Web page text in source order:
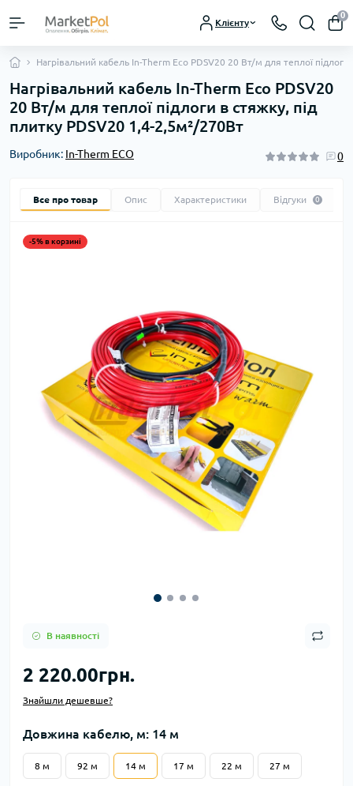
Клієнту
0
Нагрівальний кабель In-Therm Eco РDSV20 20 Вт/м для теплої
Нагрівальний кабель In-Therm Eco РDSV20
20 Вт/м для теплої підлоги в стяжку, під
плитку РDSV20 1,4-2,5м²/270Вт
Виробник: In-Therm ECO 0
Все про товар Опис Характеристики Відгуки 0
-5% в корзині
В наявності
2 220.00грн.
Знайшли дешевше?
Довжина кабелю, м: 14 м
8 м 92 м 14 м 17 м 22 м 27 м